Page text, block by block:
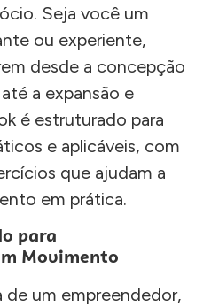
Seja você um
ou experiente,
desde a concepção
a expansão e
é estruturado para
e aplicáveis, com
que ajudam a
em prática.
para
Movimento
de um empreendedor,